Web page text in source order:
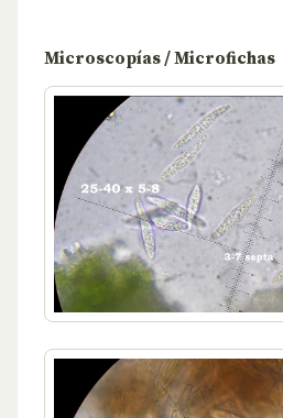
Microscopías / Microfichas